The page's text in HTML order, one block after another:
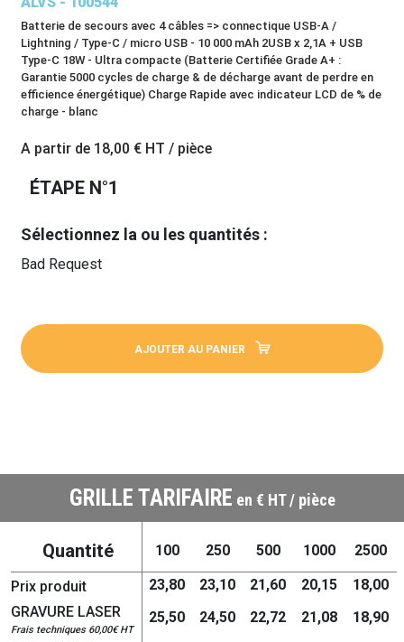
Batterie de secours avec 4 câbles => connectique USB-A /
Lightning / Type-C / micro USB - 10 000 mAh 2USB x 2,1A + USB
Type-C 18W - Ultra compacte (Batterie Certifiée Grade A+ :
Garantie 5000 cycles de charge & de décharge avant de perdre en
efficience énergétique) Charge Rapide avec indicateur LCD de % de
charge - blanc
A partir de 18,00 € HT / pièce
ÉTAPE N°1
Sélectionnez la ou les quantités :
Bad Request
AJOUTER AU PANIER
GRILLE TARIFAIRE en € HT / pièce
Quantité 100 250 500 1000 2500
Prix produit 23,80 23,10 21,60 20,15
18,00
GRAVURE LASER
Frais techniques 60,00€ HT
25,50 24,50 22,72 21,08
18,90